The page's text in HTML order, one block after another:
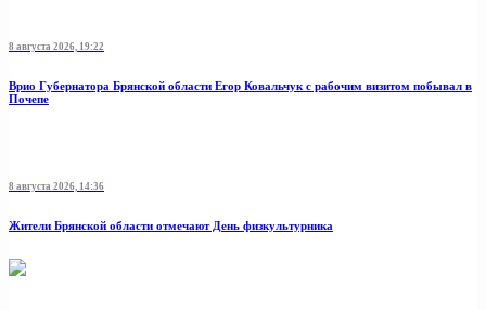
8 августа 2026, 19:22
Врио Губернатора Брянской области Егор Ковальчук с рабочим визитом побывал в
Почепе
8 августа 2026, 14:36
Жители Брянской области отмечают День физкультурника